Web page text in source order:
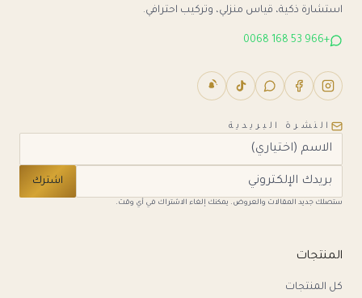
استشارة ذكية، قياس منزلي، وتركيب احترافي.
+966 53 168 0068
النشرة البريدية
اشترك
ستصلك جديد المقالات والعروض. يمكنك إلغاء الاشتراك في أي وقت.
المنتجات
كل المنتجات